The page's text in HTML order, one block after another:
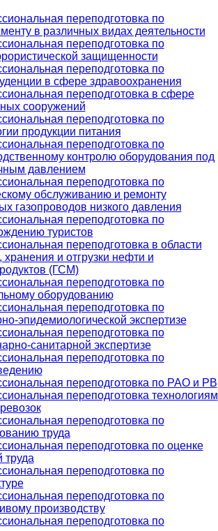
переподготовка по
в различных видах деятельности
переподготовка по
защищенности
переподготовка по
в сфере здравоохранения
переподготовка в сфере
сооружений
переподготовка по
продукции питания
переподготовка по
контролю оборудования под
давлением
переподготовка по
обслуживанию и ремонту
газопроводов низкого давления
переподготовка по
туристов
переподготовка в области
и отгрузки нефти и
(ГСМ)
переподготовка по
оборудованию
переподготовка по
эпидемиологической экспертизе
переподготовка по
санитарной экспертизе
переподготовка по
переподготовка по РАО и РВ
переподготовка технологиям
переподготовка по
труда
переподготовка по оценке
труда
переподготовка по
переподготовка по
производству
переподготовка по